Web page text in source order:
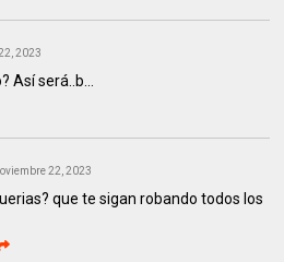
2023
Así será..b...
22, 2023
que te sigan robando todos los